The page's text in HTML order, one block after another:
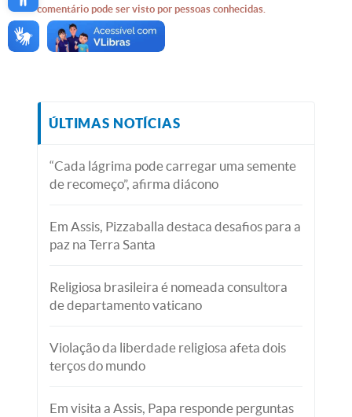
comentário pode ser visto por pessoas conhecidas.
ÚLTIMAS NOTÍCIAS
“Cada lágrima pode carregar uma semente
de recomeço”, afirma diácono
Em Assis, Pizzaballa destaca desafios para a
paz na Terra Santa
Religiosa brasileira é nomeada consultora
de departamento vaticano
Violação da liberdade religiosa afeta dois
terços do mundo
Em visita a Assis, Papa responde perguntas